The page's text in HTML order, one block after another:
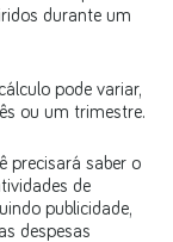
durante um
pode variar,
ou um trimestre.
precisará saber o
de
publicidade,
despesas